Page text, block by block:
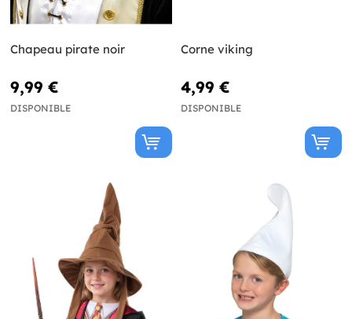
Chapeau pirate noir
9,99 €
DISPONIBLE
Corne viking
4,99 €
DISPONIBLE